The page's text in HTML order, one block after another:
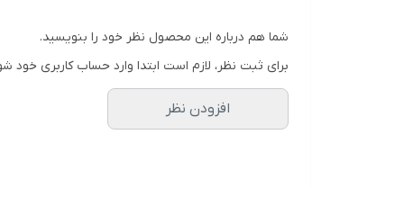
شما هم درباره این محصول نظر خود را بنویسید.
برای ثبت نظر، لازم است ابتدا وارد حساب کاربری خود
افزودن نظر